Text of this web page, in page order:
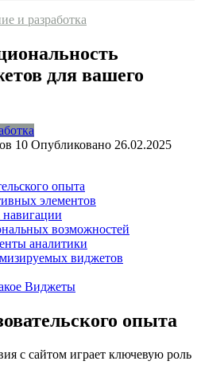
и разработка
для вашего
10 Опубликовано 26.02.2025
опыта
элементов
возможностей
аналитики
виджетов
Виджеты
опыта
с сайтом играет ключевую роль